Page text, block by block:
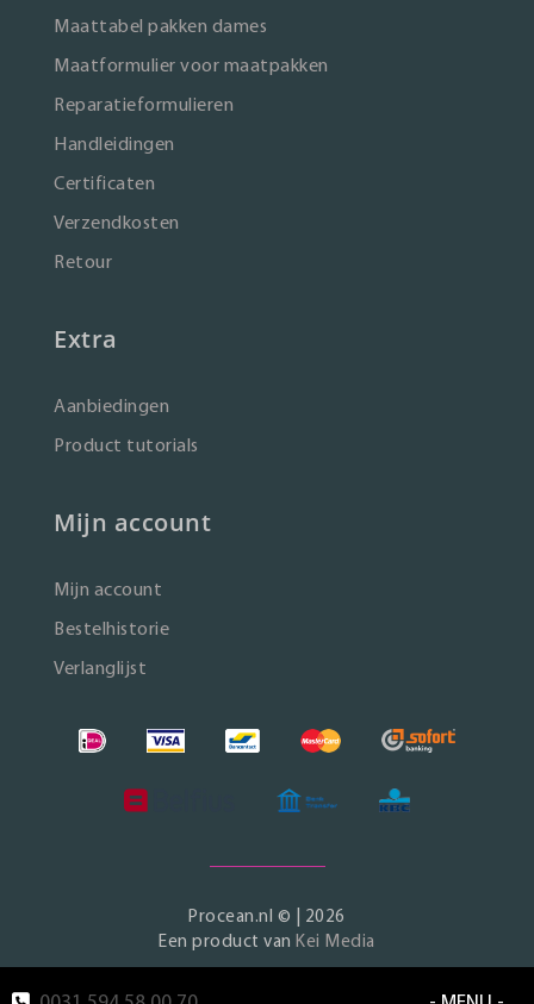
Maattabel pakken dames
Maatformulier voor maatpakken
Reparatieformulieren
Handleidingen
Certificaten
Verzendkosten
Retour
Extra
Aanbiedingen
Product tutorials
Mijn account
Mijn account
Bestelhistorie
Verlanglijst
Procean.nl © | 2026
Een product vanKei Media